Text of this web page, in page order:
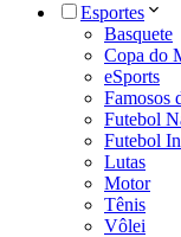
Esportes
Basquete
Copa do
eSports
Famosos
Futebol
Futebol
Lutas
Motor
Tênis
Vôlei